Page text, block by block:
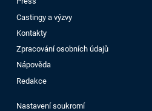
Castingy a výzvy
Kontakty
Zpracování osobních údajů
Nápověda
Redakce
Nastavení soukromí